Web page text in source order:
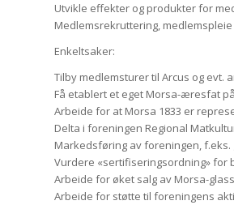
Utvikle effekter og produkter for
Medlemsrekruttering, medlemspleie
Enkeltsaker:
Tilby medlemsturer til Arcus og
Få etablert et eget Morsa-æresfat
Arbeide for at Morsa 1833 er
Delta i foreningen Regional
Markedsføring av foreningen,
Vurdere «sertifiseringsordning» for
Arbeide for øket salg av Morsa-
Arbeide for støtte til foreningens